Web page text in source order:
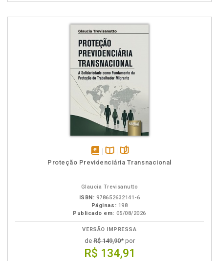
disponívelDisponível
páginas
Proteção Previdenciária Transnacional
Glaucia Trevisanutto
ISBN: 978652632141-6
Páginas: 198
Publicado em: 05/08/2026
VERSÃO IMPRESSA
deR$ 149,90* por
R$ 134,91